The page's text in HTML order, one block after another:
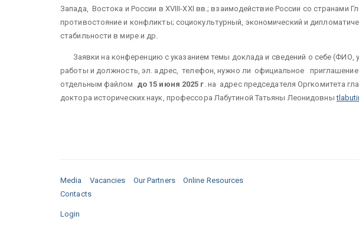
Запада, Востока и России в XVIII-XXI вв.; взаимодействие России со странами
противостояние и конфликты; социокультурный, экономический и
стабильности в мире и др.
Заявки на конференцию с указанием темы доклада и сведений о себе (ФИО,
работы и должность, эл. адрес, телефон, нужно ли официальное
отдельным файлом до 15 июня 2025 г. на адрес председателя Оргкомитета
доктора исторических наук, профессора Лабутиной Татьяны Леонидовны
Media Vacancies Our Partners
Online Resources
Contacts
Login